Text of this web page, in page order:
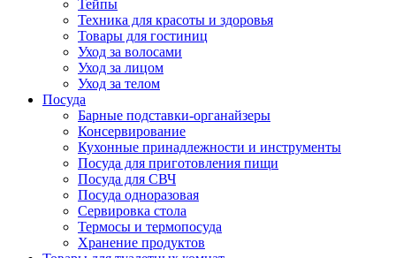
Тейпы
Техника для красоты и здоровья
Товары для гостиниц
Уход за волосами
Уход за лицом
Уход за телом
Посуда
Барные подставки-органайзеры
Консервирование
Кухонные принадлежности и инструменты
Посуда для приготовления пищи
Посуда для СВЧ
Посуда одноразовая
Сервировка стола
Термосы и термопосуда
Хранение продуктов